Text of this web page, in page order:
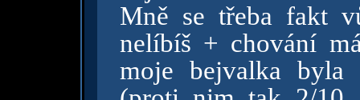
Mně se třeba fakt
nelíbíš + chování
moje bejvalka byla